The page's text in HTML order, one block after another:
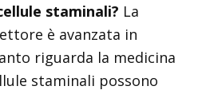
staminali? La
è avanzata in
riguarda la medicina
staminali possono